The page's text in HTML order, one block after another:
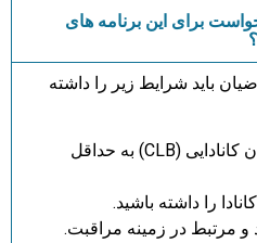
برای این برنامه های
باید شرایط زیر را داشته
بر اساس معیارهای زبان کانادایی (CLB) به حداقل
را داشته باشید.
و مرتبط در زمینه مراقبت.